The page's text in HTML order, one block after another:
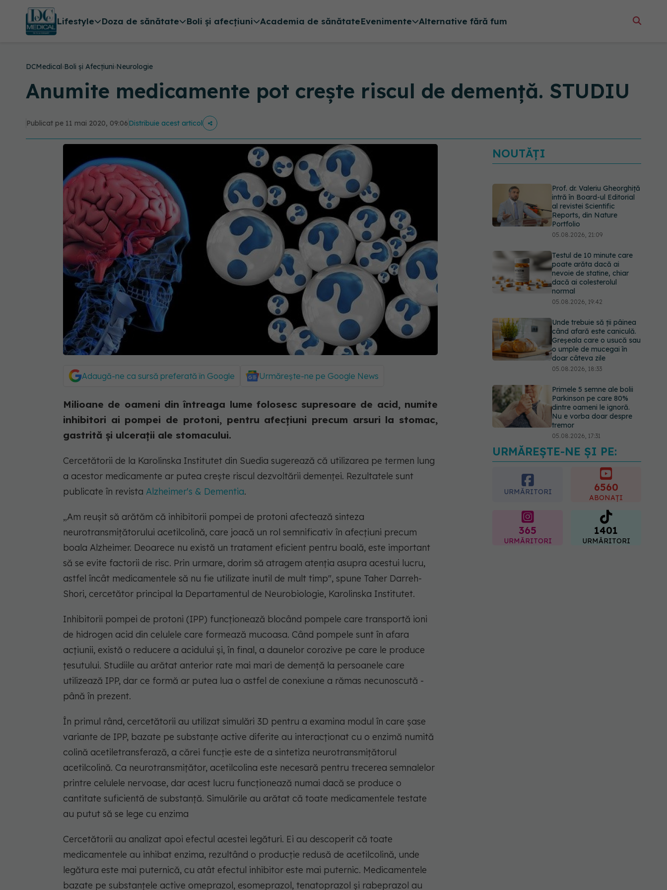
Lifestyle Doza de sănătate Boli și afecțiuni Academia de sănătateEvenimente Alternative fără fum
DCMedical›Boli și Afecțiuni›Neurologie
Anumite medicamente pot crește riscul de demență. STUDIU
Publicat pe 11 mai 2020, 09:06Distribuie acest articol
Adaugă-ne ca sursă preferată în Google Urmărește-ne pe Google News
Milioane de oameni din întreaga lume folosesc supresoare de acid, numite
inhibitori ai pompei de protoni, pentru afecțiuni precum arsuri la stomac,
gastrită și ulcerații ale stomacului.
Cercetătorii de la Karolinska Institutet din Suedia sugerează că utilizarea pe termen lung
a acestor medicamente ar putea crește riscul dezvoltării demenței. Rezultatele sunt
publicate în revista Alzheimer's & Dementia.
„Am reușit să arătăm că inhibitorii pompei de protoni afectează sinteza
neurotransmițătorului acetilcolină, care joacă un rol semnificativ în afecțiuni precum
boala Alzheimer. Deoarece nu există un tratament eficient pentru boală, este important
să se evite factorii de risc. Prin urmare, dorim să atragem atenția asupra acestui lucru,
astfel încât medicamentele să nu fie utilizate inutil de mult timp", spune Taher Darreh-
Shori, cercetător principal la Departamentul de Neurobiologie, Karolinska Institutet.
Inhibitorii pompei de protoni (IPP) funcționează blocând pompele care transportă ioni
de hidrogen acid din celulele care formează mucoasa. Când pompele sunt în afara
acțiunii, există o reducere a acidului și, în final, a daunelor corozive pe care le produce
țesutului. Studiile au arătat anterior rate mai mari de demență la persoanele care
utilizează IPP, dar ce formă ar putea lua o astfel de conexiune a rămas necunoscută -
până în prezent.
În primul rând, cercetătorii au utilizat simulări 3D pentru a examina modul în care șase
variante de IPP, bazate pe substanțe active diferite au interacționat cu o enzimă numită
colină acetiletransferază, a cărei funcție este de a sintetiza neurotransmițătorul
acetilcolină. Ca neurotransmițător, acetilcolina este necesară pentru trecerea semnalelor
printre celulele nervoase, dar acest lucru funcționează numai dacă se produce o
cantitate suficientă de substanță. Simulările au arătat că toate medicamentele testate
au putut să se lege cu enzima
Cercetătorii au analizat apoi efectul acestei legături. Ei au descoperit că toate
medicamentele au inhibat enzima, rezultând o producție redusă de acetilcolină, unde
legătura este mai puternică, cu atât efectul inhibitor este mai puternic. Medicamentele
bazate pe substanțele active omeprazol, esomeprazol, tenatoprazol și rabeprazol au
NOUTĂȚI
Prof. dr. Valeriu Gheorghiță
intră în Board-ul Editorial
al revistei Scientific
Reports, din Nature
Portfolio
05.08.2026, 21:09
Testul de 10 minute care
poate arăta dacă ai
nevoie de statine, chiar
dacă ai colesterolul
normal
05.08.2026, 19:42
Unde trebuie să ții pâinea
când afară este caniculă.
Greșeala care o usucă sau
o umple de mucegai în
doar câteva zile
05.08.2026, 18:33
Primele 5 semne ale bolii
Parkinson pe care 80%
dintre oameni le ignoră.
Nu e vorba doar despre
tremor
05.08.2026, 17:31
Gabriela Cristea, manifest
pentru respect și
acceptare: Corpul
fiecăruia spune o poveste
05.08.2026, 21:23
URMĂREȘTE-NE ȘI PE:
URMĂRITORI 6560
ABONAȚI
365
URMĂRITORI
1401
URMĂRITORI